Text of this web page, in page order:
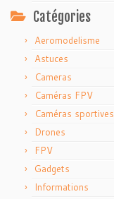
Catégories
Aeromodelisme
Astuces
Cameras
Caméras FPV
Caméras sportives
Drones
FPV
Gadgets
Informations